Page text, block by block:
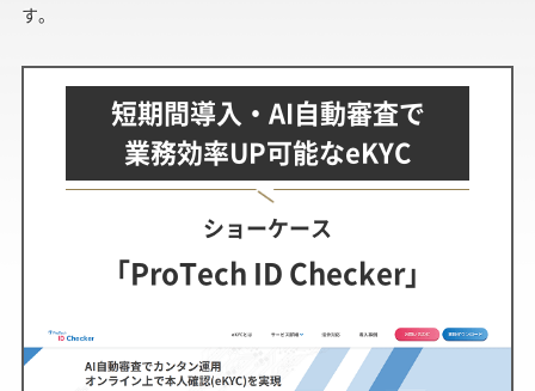
す。
短期間導入・AI自動審査で
業務効率UP可能なeKYC
ショーケース
「ProTech ID Checker」